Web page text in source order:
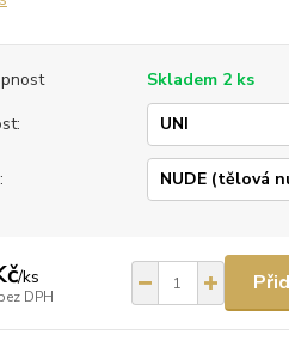
Skladem 2 ks
/ks
DPH